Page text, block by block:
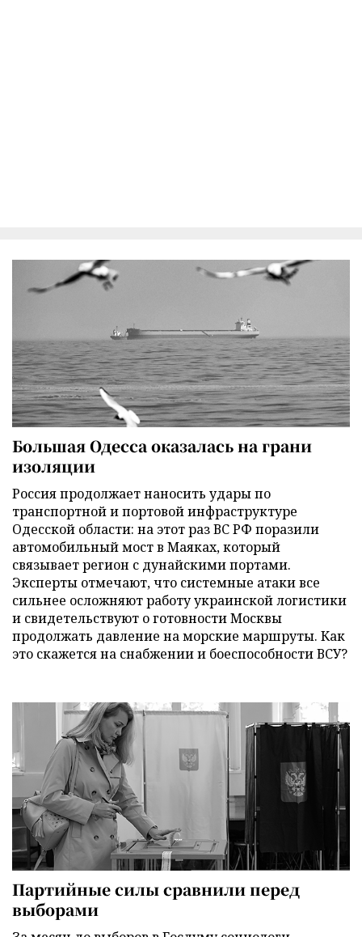
Большая Одесса оказалась на грани
изоляции
Россия продолжает наносить удары по
транспортной и портовой инфраструктуре
Одесской области: на этот раз ВС РФ поразили
автомобильный мост в Маяках, который
связывает регион с дунайскими портами.
Эксперты отмечают, что системные атаки все
сильнее осложняют работу украинской логистики
и свидетельствуют о готовности Москвы
продолжать давление на морские маршруты. Как
это скажется на снабжении и боеспособности ВСУ?
Партийные силы сравнили перед
выборами